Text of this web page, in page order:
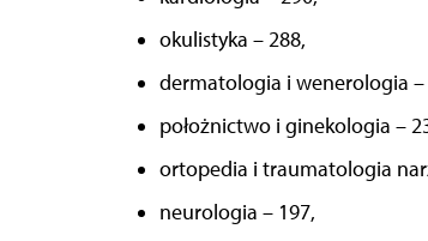
okulistyka – 288,
dermatologia i wenerologia –
położnictwo i ginekologia –
ortopedia i traumatologia
neurologia – 197,